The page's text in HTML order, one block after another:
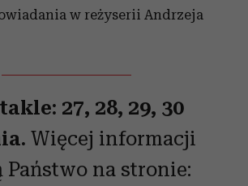
w reżyserii Andrzeja
27, 28, 29, 30
Więcej informacji
Państwo na stronie: